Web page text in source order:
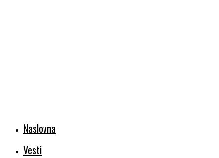
Naslovna
Vesti